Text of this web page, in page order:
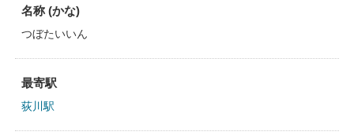
名称 (かな)
つぼたいいん
最寄駅
荻川駅